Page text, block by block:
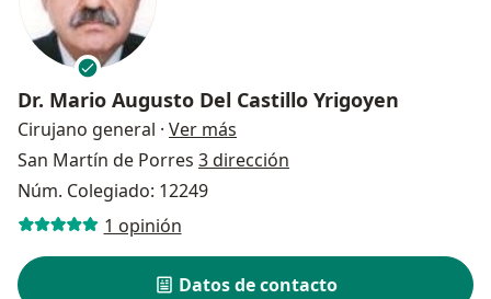
Dr. Mario Augusto Del Castillo Yrigoyen
Cirujano general · Ver más
San Martín de Porres 3 dirección
Núm. Colegiado: 12249
1 opinión
Datos de contacto